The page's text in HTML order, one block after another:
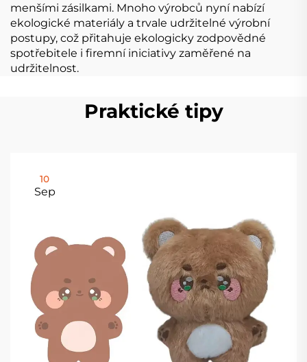
menšími zásilkami. Mnoho výrobců nyní nabízí
ekologické materiály a trvale udržitelné výrobní
postupy, což přitahuje ekologicky zodpovědné
spotřebitele i firemní iniciativy zaměřené na
udržitelnost.
Praktické tipy
10
Sep